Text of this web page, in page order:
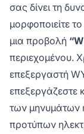
σας δίνει τη
μορφοποιείτε
μια προβολή
περιεχομένου.
επεξεργαστή
επεξεργάζεστε
των μηνυμάτων
προτύπων